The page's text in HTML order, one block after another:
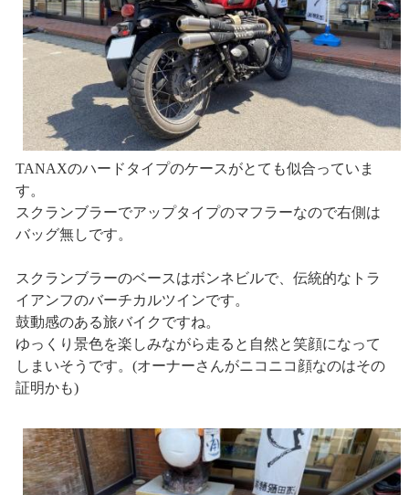
TANAXのハードタイプのケースがとても似合っていま
す。
スクランブラーでアップタイプのマフラーなので右側は
バッグ無しです。
スクランブラーのベースはボンネビルで、伝統的なトラ
イアンフのバーチカルツインです。
鼓動感のある旅バイクですね。
ゆっくり景色を楽しみながら走ると自然と笑顔になって
しまいそうです。(オーナーさんがニコニコ顔なのはその
証明かも)